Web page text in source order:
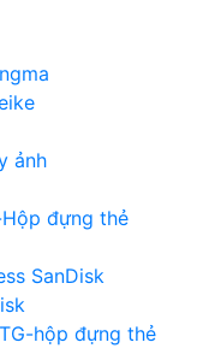
ảnh
đựng thẻ
SanDisk
hộp đựng thẻ